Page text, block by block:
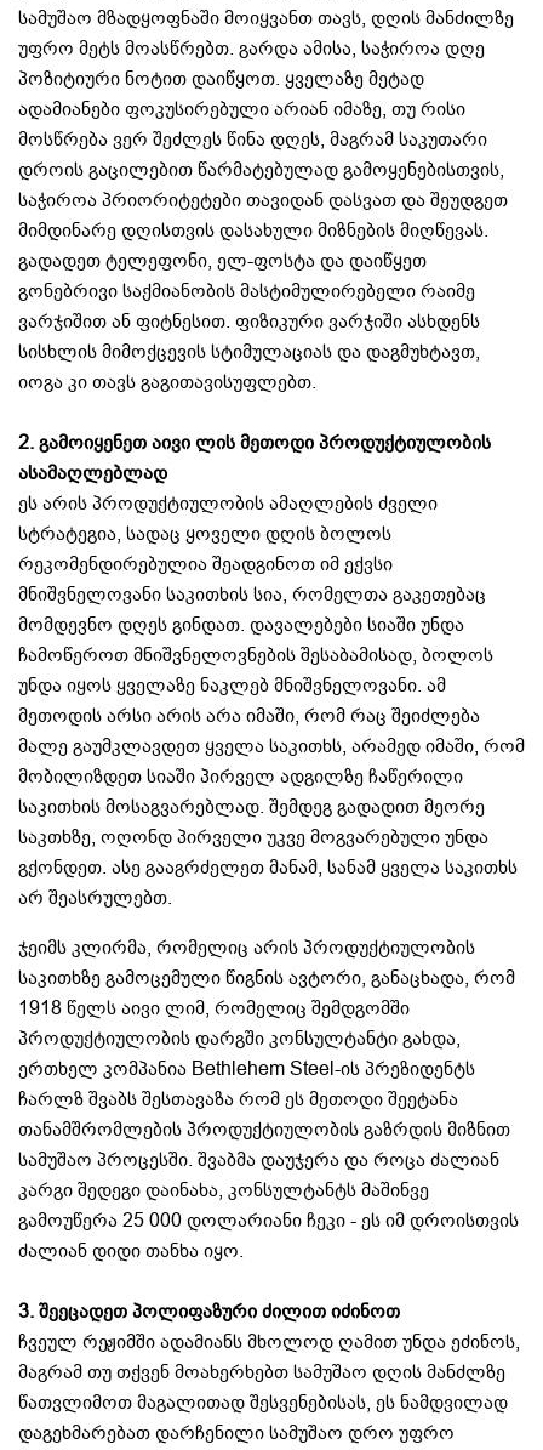
სამუშაო მზადყოფნაში მოიყვანთ თავს, დღის მანძილზე
უფრო მეტს მოასწრებთ. გარდა ამისა, საჭიროა დღე
პოზიტიური ნოტით დაიწყოთ. ყველაზე მეტად
ადამიანები ფოკუსირებული არიან იმაზე, თუ რისი
მოსწრება ვერ შეძლეს წინა დღეს, მაგრამ საკუთარი
დროის გაცილებით წარმატებულად გამოყენებისთვის,
საჭიროა პრიორიტეტები თავიდან დასვათ და შეუდგეთ
მიმდინარე დღისთვის დასახული მიზნების მიღწევას.
გადადეთ ტელეფონი, ელ-ფოსტა და დაიწყეთ
გონებრივი საქმიანობის მასტიმულირებელი რაიმე
ვარჯიშით ან ფიტნესით. ფიზიკური ვარჯიში ასხდენს
სისხლის მიმოქცევის სტიმულაციას და დაგმუხტავთ,
იოგა კი თავს გაგითავისუფლებთ.
2. გამოიყენეთ აივი ლის მეთოდი პროდუქტიულობის
ასამაღლებლად
ეს არის პროდუქტიულობის ამაღლების ძველი
სტრატეგია, სადაც ყოველი დღის ბოლოს
რეკომენდირებულია შეადგინოთ იმ ექვსი
მნიშვნელოვანი საკითხის სია, რომელთა გაკეთებაც
მომდევნო დღეს გინდათ. დავალებები სიაში უნდა
ჩამოწეროთ მნიშვნელოვნების შესაბამისად, ბოლოს
უნდა იყოს ყველაზე ნაკლებ მნიშვნელოვანი. ამ
მეთოდის არსი არის არა იმაში, რომ რაც შეიძლება
მალე გაუმკლავდეთ ყველა საკითხს, არამედ იმაში, რომ
მობილიზდეთ სიაში პირველ ადგილზე ჩაწერილი
საკითხის მოსაგვარებლად. შემდეგ გადადით მეორე
საკთხზე, ოღონდ პირველი უკვე მოგვარებული უნდა
გქონდეთ. ასე გააგრძელეთ მანამ, სანამ ყველა საკითხს
არ შეასრულებთ.
ჯეიმს კლირმა, რომელიც არის პროდუქტიულობის
საკითხზე გამოცემული წიგნის ავტორი, განაცხადა, რომ
1918 წელს აივი ლიმ, რომელიც შემდგომში
პროდუქტიულობის დარგში კონსულტანტი გახდა,
ერთხელ კომპანია Bethlehem Steel-ის პრეზიდენტს
ჩარლზ შვაბს შესთავაზა რომ ეს მეთოდი შეეტანა
თანამშრომლების პროდუქტიულობის გაზრდის მიზნით
სამუშაო პროცესში. შვაბმა დაუჯერა და როცა ძალიან
კარგი შედეგი დაინახა, კონსულტანტს მაშინვე
გამოუწერა 25 000 დოლარიანი ჩეკი - ეს იმ დროისთვის
ძალიან დიდი თანხა იყო.
3. შეეცადეთ პოლიფაზური ძილით იძინოთ
ჩვეულ რეჟიმში ადამიანს მხოლოდ ღამით უნდა ეძინოს,
მაგრამ თუ თქვენ მოახერხებთ სამუშაო დღის მანძლზე
წათვლიმოთ მაგალითად შესვენებისას, ეს ნამდვილად
დაგეხმარებათ დარჩენილი სამუშაო დრო უფრო